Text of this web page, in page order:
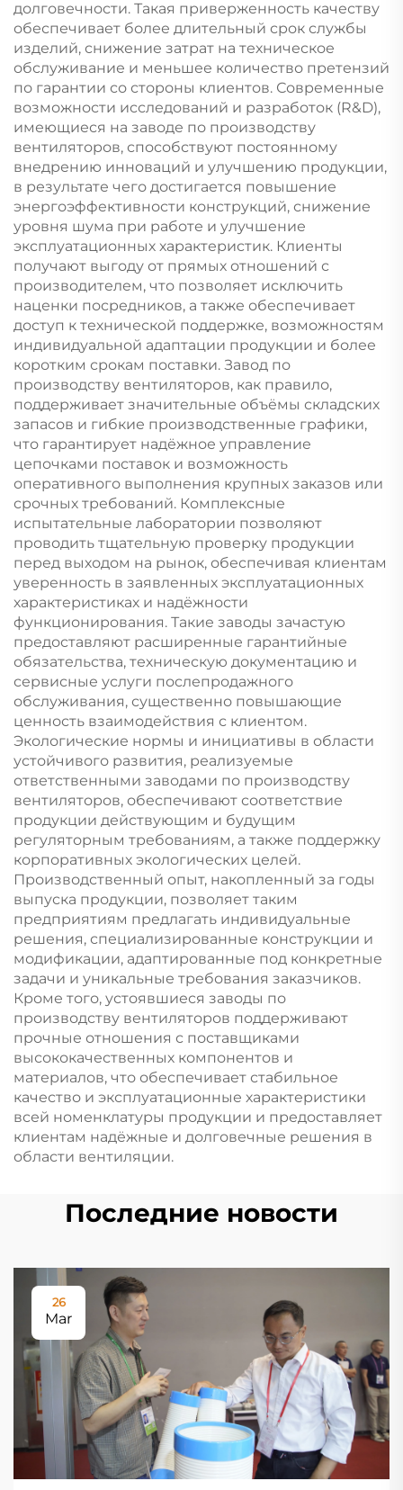
долговечности. Такая приверженность качеству
обеспечивает более длительный срок службы
изделий, снижение затрат на техническое
обслуживание и меньшее количество претензий
по гарантии со стороны клиентов. Современные
возможности исследований и разработок (R&D),
имеющиеся на заводе по производству
вентиляторов, способствуют постоянному
внедрению инноваций и улучшению продукции,
в результате чего достигается повышение
энергоэффективности конструкций, снижение
уровня шума при работе и улучшение
эксплуатационных характеристик. Клиенты
получают выгоду от прямых отношений с
производителем, что позволяет исключить
наценки посредников, а также обеспечивает
доступ к технической поддержке, возможностям
индивидуальной адаптации продукции и более
коротким срокам поставки. Завод по
производству вентиляторов, как правило,
поддерживает значительные объёмы складских
запасов и гибкие производственные графики,
что гарантирует надёжное управление
цепочками поставок и возможность
оперативного выполнения крупных заказов или
срочных требований. Комплексные
испытательные лаборатории позволяют
проводить тщательную проверку продукции
перед выходом на рынок, обеспечивая клиентам
уверенность в заявленных эксплуатационных
характеристиках и надёжности
функционирования. Такие заводы зачастую
предоставляют расширенные гарантийные
обязательства, техническую документацию и
сервисные услуги послепродажного
обслуживания, существенно повышающие
ценность взаимодействия с клиентом.
Экологические нормы и инициативы в области
устойчивого развития, реализуемые
ответственными заводами по производству
вентиляторов, обеспечивают соответствие
продукции действующим и будущим
регуляторным требованиям, а также поддержку
корпоративных экологических целей.
Производственный опыт, накопленный за годы
выпуска продукции, позволяет таким
предприятиям предлагать индивидуальные
решения, специализированные конструкции и
модификации, адаптированные под конкретные
задачи и уникальные требования заказчиков.
Кроме того, устоявшиеся заводы по
производству вентиляторов поддерживают
прочные отношения с поставщиками
высококачественных компонентов и
материалов, что обеспечивает стабильное
качество и эксплуатационные характеристики
всей номенклатуры продукции и предоставляет
клиентам надёжные и долговечные решения в
области вентиляции.
Последние новости
26
Mar